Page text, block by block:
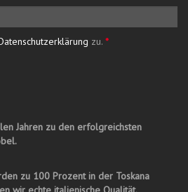
zu. *
Jahren zu den erfolgreichsten
zu 100 Prozent in der Toskana